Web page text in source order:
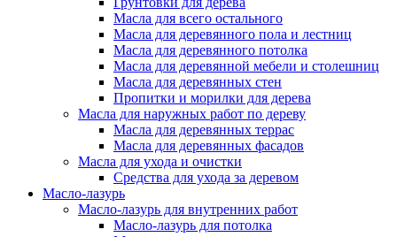
Масла для всего остального
Масла для деревянного пола и лестниц
Масла для деревянного потолка
Масла для деревянной мебели и столешниц
Масла для деревянных стен
Пропитки и морилки для дерева
Масла для наружных работ по дереву
Масла для деревянных террас
Масла для деревянных фасадов
Масла для ухода и очистки
Средства для ухода за деревом
Масло-лазурь
Масло-лазурь для внутренних работ
Масло-лазурь для потолка